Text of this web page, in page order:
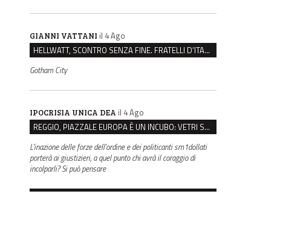
GIANNI VATTANI il 4 Ago
HELLWATT, SCONTRO SENZA FINE. FRATELLI D’ITALIA: “MILANI PORTA DOCUMENTI, DE FRANCO INSULTI”
Gotham City
IPOCRISIA UNICA DEA il 4 Ago
REGGIO, PIAZZALE EUROPA È UN INCUBO: VETRI SPACCATI E FURTI SULLE AUTO IN SOSTA
L'inazione delle forze dell'ordine e dei politicanti sm1dollati
porterà ai giustizieri, a quel punto chi avrà il coraggio di
incolparli? Si può pensare